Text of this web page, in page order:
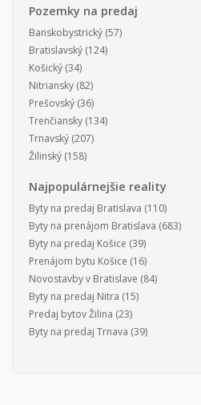
Pozemky na predaj
Banskobystrický (57)
Bratislavský (124)
Košický (34)
Nitriansky (82)
Prešovský (36)
Trenčiansky (134)
Trnavský (207)
Žilinský (158)
Najpopulárnejšie reality
Byty na predaj Bratislava (110)
Byty na prenájom Bratislava (683)
Byty na predaj Košice (39)
Prenájom bytu Košice (16)
Novostavby v Bratislave (84)
Byty na predaj Nitra (15)
Predaj bytov Žilina (23)
Byty na predaj Trnava (39)